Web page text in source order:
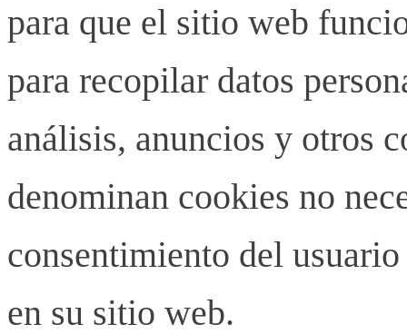
para que el sitio web
para recopilar datos
análisis, anuncios y otros
denominan cookies no
consentimiento del
en su sitio web.